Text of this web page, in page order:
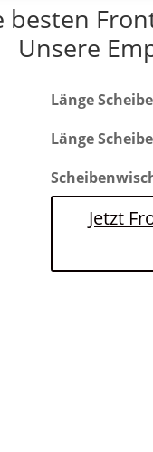
besten
Unsere
Länge
Länge
Jetzt